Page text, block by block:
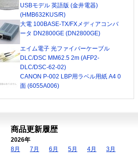
USBモデル 英語版 (金井電器)
(HMB632KUS/R)
大電 100BASE-TX/FXメディアコンバ
ータ DN2800GE (DN2800GE)
エイム電子 光ファイバーケーブル
DLC/DSC MM62.5 2m (AFP2-
DLC/DSC-62-02)
CANON P-002 LBP用ラベル用紙 A4 0
面 (6055A006)
商品更新履歴
2026年
8月
7月 6月 5月 4月
3月